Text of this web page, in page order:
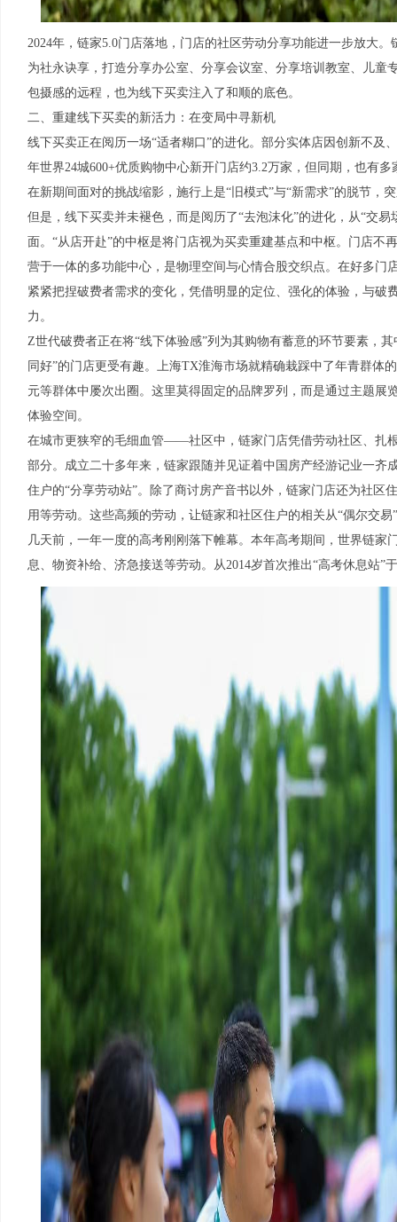
2024年，链家5.0门店落地，门店的社区劳动分享功能进一步放大
为社永诀享，打造分享办公室、分享会议室、分享培训教室、儿童
包摄感的远程，也为线下买卖注入了和顺的底色。
二、重建线下买卖的新活力：在变局中寻新机
线下买卖正在阅历一场“适者糊口”的进化。部分实体店因创新不及
年世界24城600+优质购物中心新开门店约3.2万家，但同期，也有
在新期间面对的挑战缩影，施行上是“旧模式”与“新需求”的脱节，
但是，线下买卖并未褪色，而是阅历了“去泡沫化”的进化，从“交
面。“从店开赴”的中枢是将门店视为买卖重建基点和中枢。门店不
营于一体的多功能中心，是物理空间与心情合股交织点。在好多门
紧紧把捏破费者需求的变化，凭借明显的定位、强化的体验，与破
力。
Z世代破费者正在将“线下体验感”列为其购物有蓄意的环节要素，
同好”的门店更受有趣。上海TX淮海市场就精确栽踩中了年青群体
元等群体中屡次出圈。这里莫得固定的品牌罗列，而是通过主题展
体验空间。
在城市更狭窄的毛细血管——社区中，链家门店凭借劳动社区、扎
部分。成立二十多年来，链家跟随并见证着中国房产经游记业一齐
住户的“分享劳动站”。除了商讨房产音书以外，链家门店还为社区
用等劳动。这些高频的劳动，让链家和社区住户的相关从“偶尔交易
几天前，一年一度的高考刚刚落下帷幕。本年高考期间，世界链家
息、物资补给、济急接送等劳动。从2014岁首次推出“高考休息站”